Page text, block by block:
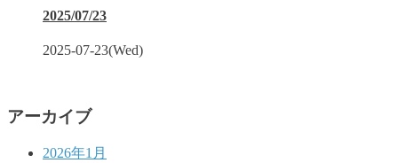
2025/07/23
2025-07-23(Wed)
アーカイブ
2026年1月